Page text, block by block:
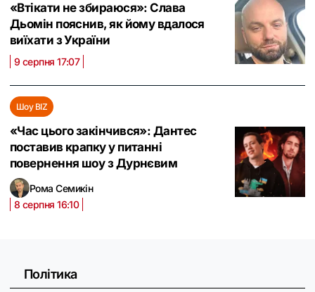
«Втікати не збираюся»: Слава
Дьомін пояснив, як йому вдалося
виїхати з України
9 серпня 17:07
Шоу BIZ
«Час цього закінчився»: Дантес
поставив крапку у питанні
повернення шоу з Дурнєвим
Рома Семикін
8 серпня 16:10
Політика